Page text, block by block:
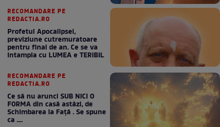
RECOMANDARE PE
REDACTIA.RO
Profetul Apocalipsei,
previziune cutremuratoare
pentru final de an. Ce se va
intampla cu LUMEA e TERIBIL
RECOMANDARE PE
REDACTIA.RO
Ce să nu arunci SUB NICI O
FORMA din casă astăzi, de
Schimbarea la Față . Se spune
ca ....